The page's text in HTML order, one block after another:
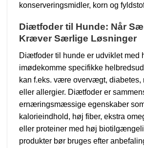
konserveringsmidler, korn og
Diætfoder til Hunde: Når
Kræver Særlige Løsninger
Diætfoder til hunde er udviklet med
imødekomme specifikke
kan f.eks. være overvægt, diabetes,
eller allergier. Diætfoder er
ernæringsmæssige egenskaber
kalorieindhold, høj fiber, ekstra
eller proteiner med høj
produkter bør bruges efter